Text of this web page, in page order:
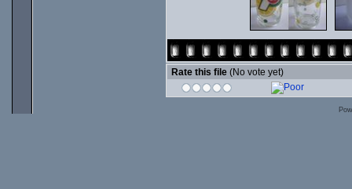
Rate this file (No vote yet)